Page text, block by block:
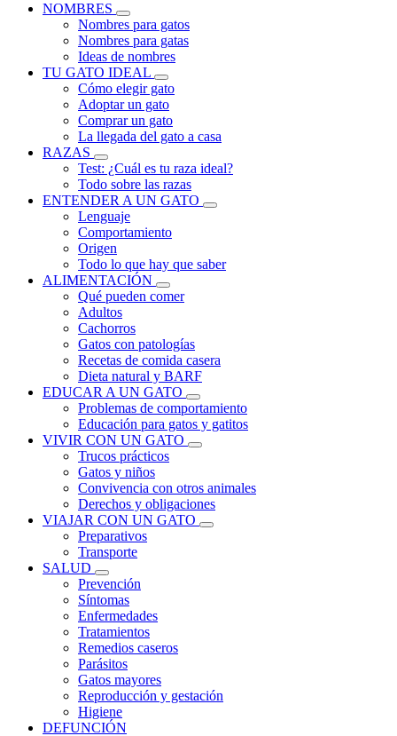
NOMBRES
Nombres para gatos
Nombres para gatas
Ideas de nombres
TU GATO IDEAL
Cómo elegir gato
Adoptar un gato
Comprar un gato
La llegada del gato a casa
RAZAS
Test: ¿Cuál es tu raza ideal?
Todo sobre las razas
ENTENDER A UN GATO
Lenguaje
Comportamiento
Origen
Todo lo que hay que saber
ALIMENTACIÓN
Qué pueden comer
Adultos
Cachorros
Gatos con patologías
Recetas de comida casera
Dieta natural y BARF
EDUCAR A UN GATO
Problemas de comportamiento
Educación para gatos y gatitos
VIVIR CON UN GATO
Trucos prácticos
Gatos y niños
Convivencia con otros animales
Derechos y obligaciones
VIAJAR CON UN GATO
Preparativos
Transporte
SALUD
Prevención
Síntomas
Enfermedades
Tratamientos
Remedios caseros
Parásitos
Gatos mayores
Reproducción y gestación
Higiene
DEFUNCIÓN